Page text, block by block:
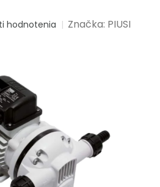
hodnotenia Značka: PIUSI